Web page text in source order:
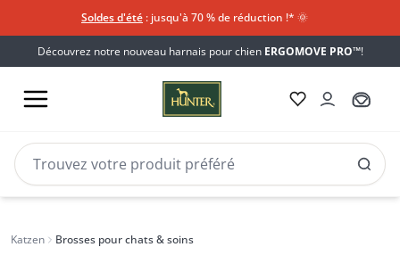
Soldes d'été : jusqu'à 70 % de réduction !*​ 🌞
Découvrez notre nouveau harnais pour chien ERGOMOVE PRO™!
Katzen Brosses pour chats & soins
Brosses
Brosses pour chats & soins